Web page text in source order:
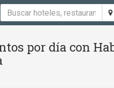
por día con